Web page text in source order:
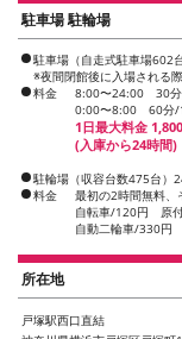
駐車場 駐輪場
駐車場（自走式駐車場602
※夜間閉館後に入場される
料金
8:00〜24:00 30分
0:00〜8:00 60分/
1日最大料金
(入庫から24時間)
駐輪場（収容台数475台）
料金
最初の2時間無料、
自転車/120円 原
自動二輪車/330円
所在地
戸塚駅西口直結